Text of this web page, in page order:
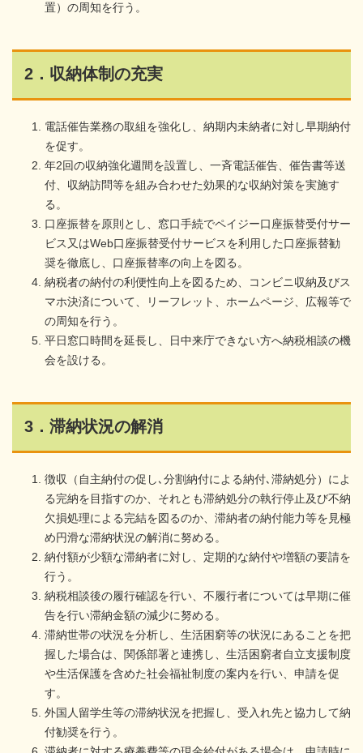
置）の周知を行う。
2．収納体制の充実
電話催告業務の取組を強化し、納期内未納者に対し早期納付
を促す。
年2回の収納強化週間を設置し、一斉電話催告、催告書等送
付、収納訪問等を組み合わせた効果的な収納対策を実施す
る。
口座振替を原則とし、窓口手続でペイジー口座振替受付サー
ビス又はWeb口座振替受付サービスを利用した口座振替勧
奨を徹底し、口座振替率の向上を図る。
納税者の納付の利便性向上を図るため、コンビニ収納及びス
マホ決済について、リーフレット、ホームページ、広報等で
の周知を行う。
平日窓口時間を延長し、日中来庁できない方へ納税相談の機
会を設ける。
3．滞納状況の解消
徴収（自主納付の促し､分割納付による納付､滞納処分）によ
る完納を目指すのか、それとも滞納処分の執行停止及び不納
欠損処理による完結を図るのか、滞納者の納付能力等を見極
め円滑な滞納状況の解消に努める。
納付額が少額な滞納者に対し、定期的な納付や増額の要請を
行う。
納税相談後の履行確認を行い、不履行者については早期に催
告を行い滞納金額の減少に努める。
滞納世帯の状況を分析し、生活困窮等の状況にあることを把
握した場合は、関係部署と連携し、生活困窮者自立支援制度
や生活保護を含めた社会福祉制度の案内を行い、申請を促
す。
外国人留学生等の滞納状況を把握し、受入れ先と協力して納
付勧奨を行う。